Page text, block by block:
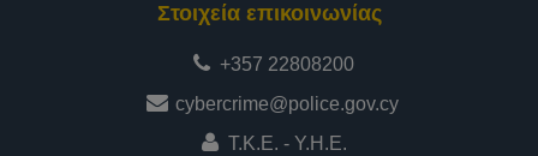
Στοιχεία επικοινωνίας
+357 22808200
cybercrime@police.gov.cy
Τ.Κ.Ε. - Υ.Η.Ε.